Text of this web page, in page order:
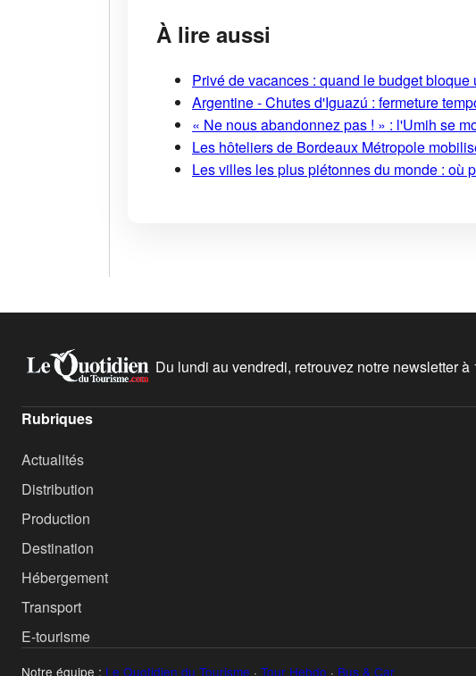
À lire aussi
Privé de vacances : quand le budget
Argentine - Chutes d'Iguazú : fermeture
« Ne nous abandonnez pas ! » : l'Umih se
Les hôteliers de Bordeaux Métropole
Les villes les plus piétonnes du monde : où
Du lundi au vendredi, retrouvez notre newsletter
Rubriques
Actualités
Distribution
Production
Destination
Hébergement
Transport
E-tourisme
Notre équipe : Le Quotidien du Tourisme · Tour Hebdo · Bus & Car